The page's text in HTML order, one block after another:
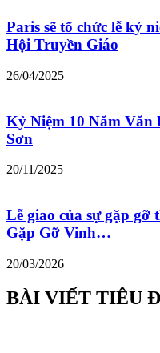
Paris sẽ tổ chức lễ kỷ
Hội Truyền Giáo
26/04/2025
Kỷ Niệm 10 Năm
Sơn
20/11/2025
Lễ giao của sự gặp gỡ
Gặp Gỡ Vinh…
20/03/2026
BÀI VIẾT TIÊU